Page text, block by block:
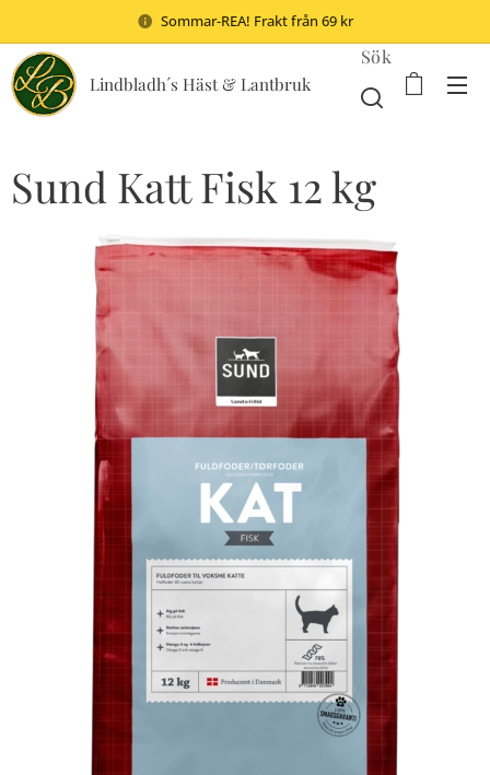
Sommar-REA! Frakt från 69 kr
Lindbladh´s Häst & Lantbruk
Sök
Sund Katt Fisk 12 kg